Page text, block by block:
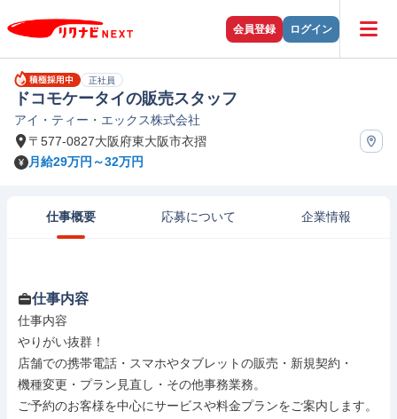
会員登録 ログイン
正社員
ドコモケータイの販売スタッフ
アイ・ティー・エックス株式会社
〒577-0827大阪府東大阪市衣摺
月給29万円～32万円
仕事概要 応募について 企業情報
仕事内容
仕事内容
やりがい抜群！
店舗での携帯電話・スマホやタブレットの販売・新規契約・
機種変更・プラン見直し・その他事務業務。
ご予約のお客様を中心にサービスや料金プランをご案内します。